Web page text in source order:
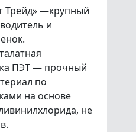
Трейд» —крупный
и
ПЭТ — прочный
по
на основе
не